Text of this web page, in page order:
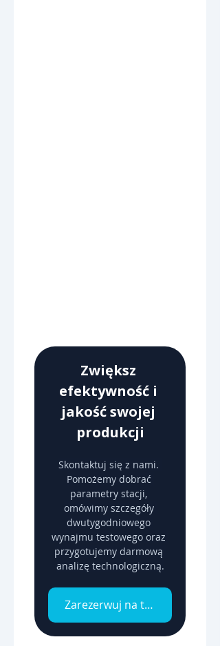
Zwiększ
efektywność i
jakość swojej
produkcji
Skontaktuj się z nami.
Pomożemy dobrać
parametry stacji,
omówimy szczegóły
dwutygodniowego
wynajmu testowego oraz
przygotujemy darmową
analizę technologiczną.
Zarezerwuj na testy 2-tygodniowe